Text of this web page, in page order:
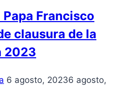
Francisco
clausura de la
2023
6 agosto, 20236 agosto,